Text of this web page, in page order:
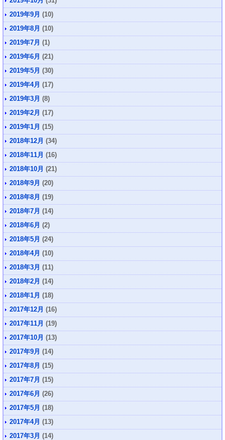
2019年9月 (10)
2019年8月 (10)
2019年7月 (1)
2019年6月 (21)
2019年5月 (30)
2019年4月 (17)
2019年3月 (8)
2019年2月 (17)
2019年1月 (15)
2018年12月 (34)
2018年11月 (16)
2018年10月 (21)
2018年9月 (20)
2018年8月 (19)
2018年7月 (14)
2018年6月 (2)
2018年5月 (24)
2018年4月 (10)
2018年3月 (11)
2018年2月 (14)
2018年1月 (18)
2017年12月 (16)
2017年11月 (19)
2017年10月 (13)
2017年9月 (14)
2017年8月 (15)
2017年7月 (15)
2017年6月 (26)
2017年5月 (18)
2017年4月 (13)
2017年3月 (14)